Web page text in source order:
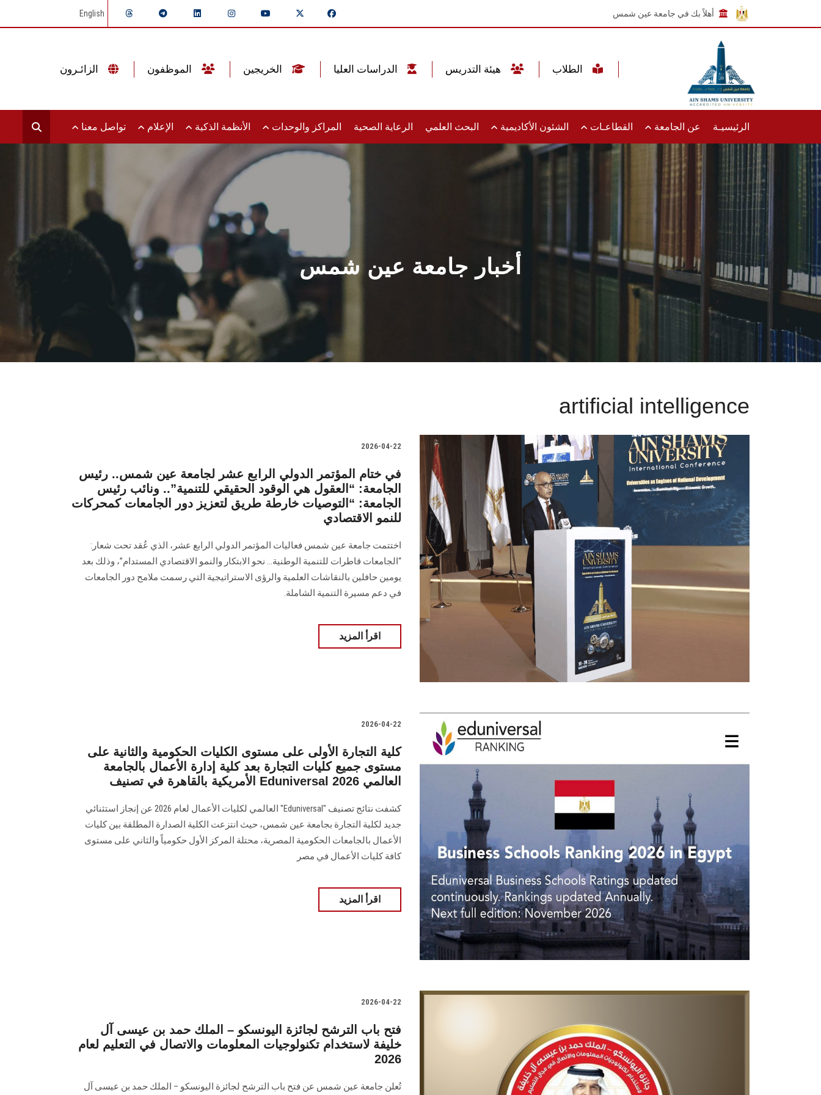
أهلاً بك في جامعة عين شمس English
الرئيسيـة عن الجامعة القطاعـات الشئون الأكاديمية البحث العلمي الرعاية الصحية المراكز والوحدات الأنظمة الذكية الإعلام تواصل معنا
أخبار جامعة عين شمس
artificial intelligence
2026-04-22
في ختام المؤتمر الدولي الرابع عشر لجامعة عين شمس.. رئيس
الجامعة: “العقول هي الوقود الحقيقي للتنمية”.. ونائب رئيس
الجامعة: “التوصيات خارطة طريق لتعزيز دور الجامعات كمحركات
للنمو الاقتصادي
اختتمت جامعة عين شمس فعاليات المؤتمر الدولي الرابع عشر، الذي عُقد تحت شعار:
“الجامعات قاطرات للتنمية الوطنية… نحو الابتكار والنمو الاقتصادي المستدام”، وذلك بعد
يومين حافلين بالنقاشات العلمية والرؤى الاستراتيجية التي رسمت ملامح دور الجامعات
في دعم مسيرة التنمية الشاملة.
اقرأ المزيد
2026-04-22
كلية التجارة الأولى على مستوى الكليات الحكومية والثانية على
مستوى جميع كليات التجارة بعد كلية إدارة الأعمال بالجامعة
الأمريكية بالقاهرة في تصنيف Eduniversal العالمي 2026
كشفت نتائج تصنيف "Eduniversal" العالمي لكليات الأعمال لعام 2026 عن إنجاز استثنائي
جديد لكلية التجارة بجامعة عين شمس، حيث انتزعت الكلية الصدارة المطلقة بين كليات
الأعمال بالجامعات الحكومية المصرية، محتلة المركز الأول حكومياً والثاني على مستوى
كافة كليات الأعمال في مصر
اقرأ المزيد
2026-04-22
فتح باب الترشح لجائزة اليونسكو – الملك حمد بن عيسى آل
خليفة لاستخدام تكنولوجيات المعلومات والاتصال في التعليم لعام
2026
تُعلن جامعة عين شمس عن فتح باب الترشح لجائزة اليونسكو – الملك حمد بن عيسى آل